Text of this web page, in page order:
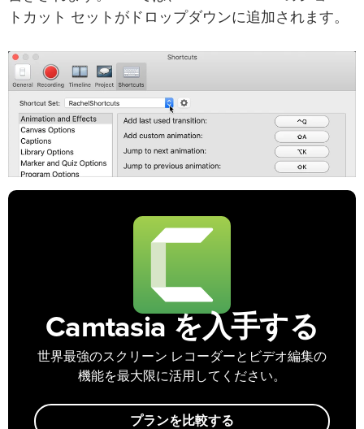
トカット セットがドロップダウンに追加されます。
Camtasia を入手する
世界最強のスクリーン レコーダーとビデオ編集の
機能を最大限に活用してください。
プランを比較する